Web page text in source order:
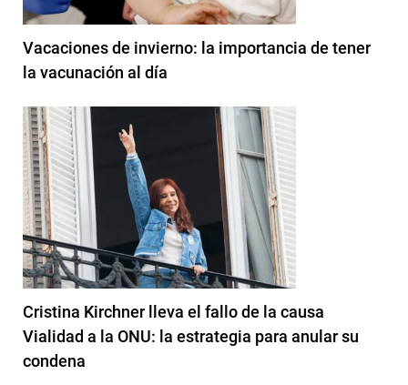
Vacaciones de invierno: la importancia de tener
la vacunación al día
Cristina Kirchner lleva el fallo de la causa
Vialidad a la ONU: la estrategia para anular su
condena